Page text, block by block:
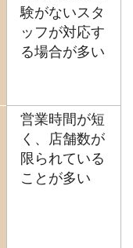
験がないスタ
ッフが対応す
る場合が多い
営業時間が短
く、店舗数が
限られている
ことが多い